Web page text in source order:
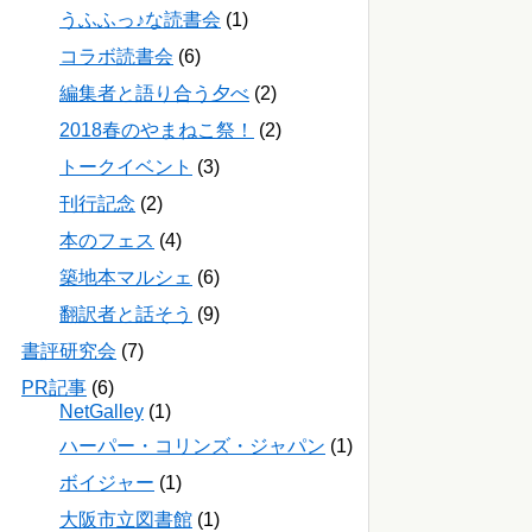
うふふっ♪な読書会 (1)
コラボ読書会 (6)
編集者と語り合う夕べ (2)
2018春のやまねこ祭！
(2)
トークイベント (3)
刊行記念 (2)
本のフェス (4)
築地本マルシェ (6)
翻訳者と話そう (9)
書評研究会 (7)
PR記事 (6)
NetGalley (1)
ハーパー・コリンズ・ジャパン (1)
ボイジャー (1)
大阪市立図書館 (1)